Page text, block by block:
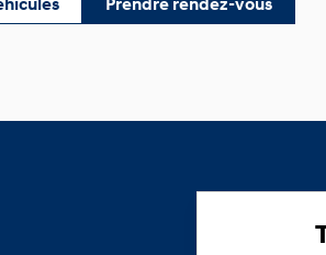
Prendre rendez-vous